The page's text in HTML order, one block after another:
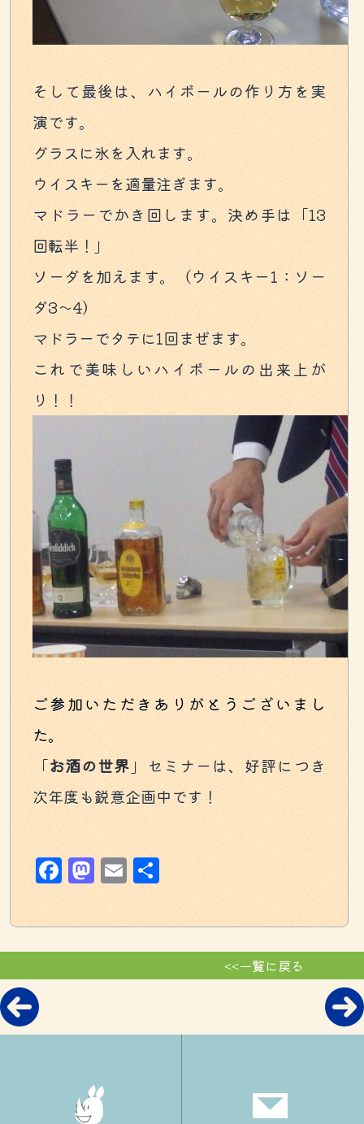
そして最後は、ハイボールの作り方を実
演です。
グラスに氷を入れます。
ウイスキーを適量注ぎます。
マドラーでかき回します。決め手は「13
回転半！」
ソーダを加えます。（ウイスキー1：ソー
ダ3～4）
マドラーでタテに1回まぜます。
これで美味しいハイボールの出来上が
り！！
ご参加いただきありがとうございまし
た。
「お酒の世界 」セミナーは、好評につき
次年度も鋭意企画中です！
Facebook
Mastodon
Email
<<一覧に戻る